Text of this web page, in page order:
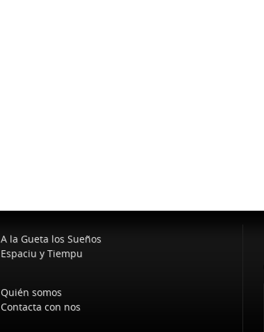
A la Gueta los Sueños
Espaciu y Tiempu
Quién somos
Contacta con nos